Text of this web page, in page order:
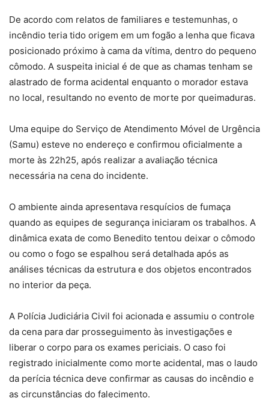
De acordo com relatos de familiares e testemunhas, o
incêndio teria tido origem em um fogão a lenha que ficava
posicionado próximo à cama da vítima, dentro do pequeno
cômodo. A suspeita inicial é de que as chamas tenham se
alastrado de forma acidental enquanto o morador estava
no local, resultando no evento de morte por queimaduras.
Uma equipe do Serviço de Atendimento Móvel de Urgência
(Samu) esteve no endereço e confirmou oficialmente a
morte às 22h25, após realizar a avaliação técnica
necessária na cena do incidente.
O ambiente ainda apresentava resquícios de fumaça
quando as equipes de segurança iniciaram os trabalhos. A
dinâmica exata de como Benedito tentou deixar o cômodo
ou como o fogo se espalhou será detalhada após as
análises técnicas da estrutura e dos objetos encontrados
no interior da peça.
A Polícia Judiciária Civil foi acionada e assumiu o controle
da cena para dar prosseguimento às investigações e
liberar o corpo para os exames periciais. O caso foi
registrado inicialmente como morte acidental, mas o laudo
da perícia técnica deve confirmar as causas do incêndio e
as circunstâncias do falecimento.